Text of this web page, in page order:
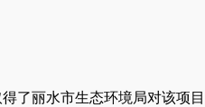
了丽水市生态环境局对该项目